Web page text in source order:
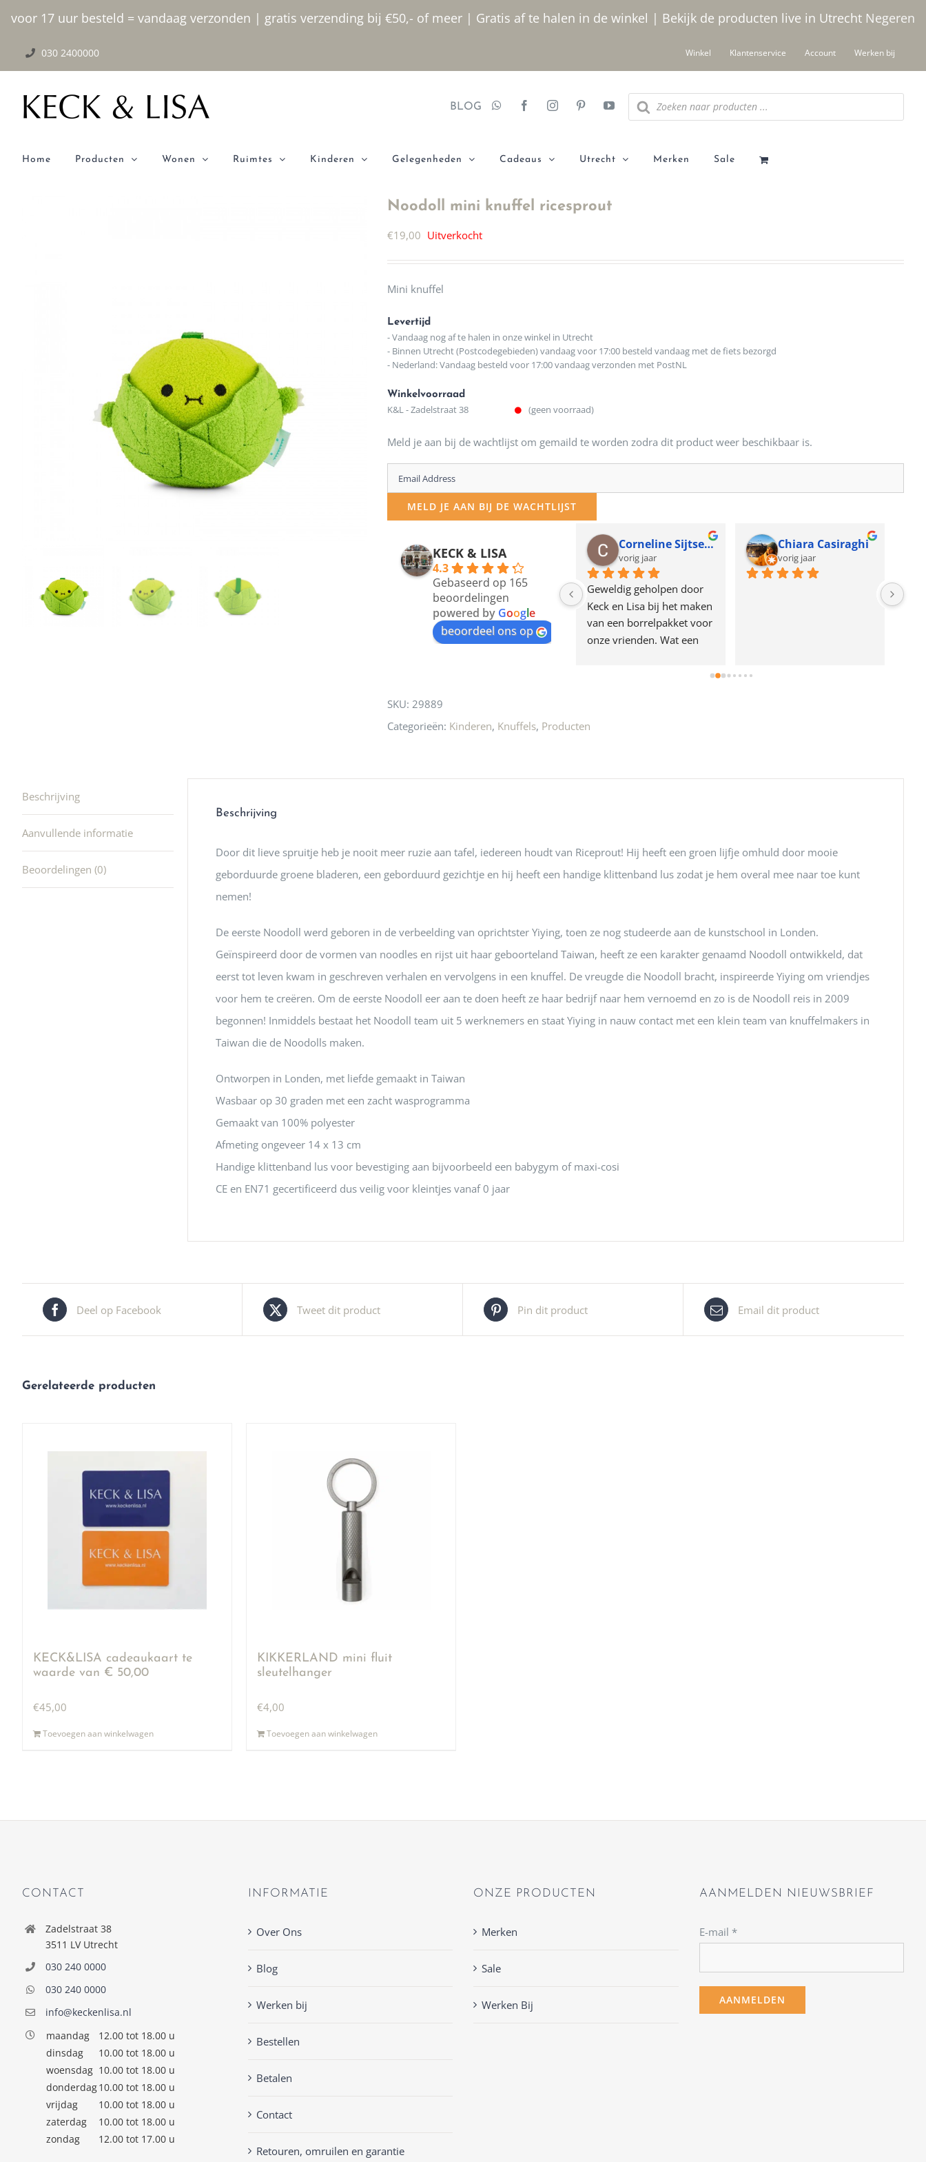
voor 17 uur besteld = vandaag verzonden | gratis verzending bij €50,- of meer | Gratis af te halen in de winkel | Bekijk de producten live in Utrecht Negeren
inhoud
030 2400000 Winkel Klantenservice Account Werken bij
BLOG
Producten
zoeken
Home Producten Wonen Ruimtes Kinderen Gelegenheden Cadeaus Utrecht Merken Sale
Noodoll mini knuffel ricesprout
€19,00 Uitverkocht
Mini knuffel
Levertijd
- Vandaag nog af te halen in onze winkel in Utrecht
- Binnen Utrecht (Postcodegebieden) vandaag voor 17:00 besteld vandaag met de fiets bezorgd
- Nederland: Vandaag besteld voor 17:00 vandaag verzonden met PostNL
Winkelvoorraad
K&L - Zadelstraat 38 (geen voorraad)
Meld je aan bij de wachtlijst om gemaild te worden zodra dit product weer beschikbaar is.
Enter
your
email
MELD JE AAN BIJ DE WACHTLIJST
KECK & LISA
4.3
Gebaseerd op 165
beoordelingen
powered by Google
beoordeel ons op
ook heel aardig en gezellig
12 maanden geleden
Waarom in hemelsnaam
de woonwinkel op de
klippen  laten lopen? Waar
moeten nu de design
Corneline Sijtsema
vorig jaar
Geweldig geholpen door
Keck en Lisa bij het maken
van een borrelpakket voor
onze vrienden. Wat een
Chiara Casiraghi
vorig jaar
SKU: 29889
Categorieën: Kinderen, Knuffels, Producten
Beschrijving
Aanvullende informatie
Beoordelingen (0)
Beschrijving
Door dit lieve spruitje heb je nooit meer ruzie aan tafel, iedereen houdt van Riceprout! Hij heeft een groen lijfje omhuld door mooie
geborduurde groene bladeren, een geborduurd gezichtje en hij heeft een handige klittenband lus zodat je hem overal mee naar toe kunt
nemen!
De eerste Noodoll werd geboren in de verbeelding van oprichtster Yiying, toen ze nog studeerde aan de kunstschool in Londen.
Geïnspireerd door de vormen van noodles en rijst uit haar geboorteland Taiwan, heeft ze een karakter genaamd Noodoll ontwikkeld, dat
eerst tot leven kwam in geschreven verhalen en vervolgens in een knuffel. De vreugde die Noodoll bracht, inspireerde Yiying om vriendjes
voor hem te creëren. Om de eerste Noodoll eer aan te doen heeft ze haar bedrijf naar hem vernoemd en zo is de Noodoll reis in 2009
begonnen! Inmiddels bestaat het Noodoll team uit 5 werknemers en staat Yiying in nauw contact met een klein team van knuffelmakers in
Taiwan die de Noodolls maken.
Ontworpen in Londen, met liefde gemaakt in Taiwan
Wasbaar op 30 graden met een zacht wasprogramma
Gemaakt van 100% polyester
Afmeting ongeveer 14 x 13 cm
Handige klittenband lus voor bevestiging aan bijvoorbeeld een babygym of maxi-cosi
CE en EN71 gecertificeerd dus veilig voor kleintjes vanaf 0 jaar
Deel op Facebook Tweet dit product Pin dit product Email dit product
Gerelateerde producten
KECK&LISA cadeaukaart te
waarde van € 50,00
€45,00
Toevoegen aan winkelwagen
KIKKERLAND mini fluit
sleutelhanger
€4,00
Toevoegen aan winkelwagen
CONTACT
Zadelstraat 38
3511 LV Utrecht
030 240 0000
030 240 0000
info@keckenlisa.nl
maandag
12.00 tot 18.00 u
dinsdag
10.00 tot 18.00 u
woensdag 10.00 tot 18.00 u
donderdag10.00 tot 18.00 u
vrijdag
10.00 tot 18.00 u
zaterdag
10.00 tot 18.00 u
zondag
12.00 tot 17.00 u
INFORMATIE
Over Ons
Blog
Werken bij
Bestellen
Betalen
Contact
Retouren, omruilen en garantie
ONZE PRODUCTEN
Merken
Sale
Werken Bij
AANMELDEN NIEUWSBRIEF
E-mail *